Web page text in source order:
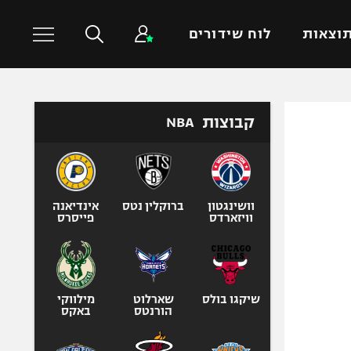
תוצאות לוח שידורים
כדורסל עולמי ענפים נוספים
כדוריד
אגרוף
ספורט אולימפי
UFC
היאבקות WWE
קבוצות NBA
וושינגטון
וויזארדס
ברוקלין נטס
אינדיאנה
פייסרס
שיקגו בולס
שארלוט
הורנטס
מילווקי
באקס